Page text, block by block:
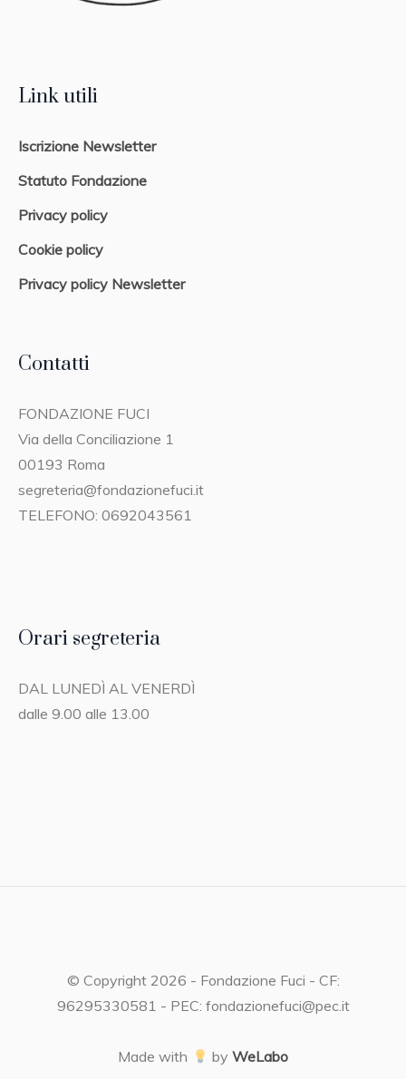
Link utili
Iscrizione Newsletter
Statuto Fondazione
Privacy policy
Cookie policy
Privacy policy Newsletter
Contatti
FONDAZIONE FUCI
Via della Conciliazione 1
00193 Roma
segreteria@fondazionefuci.it
TELEFONO: 0692043561
Orari segreteria
DAL LUNEDÌ AL VENERDÌ
dalle 9.00 alle 13.00
© Copyright 2026 - Fondazione Fuci - CF:
96295330581 - PEC: fondazionefuci@pec.it
Made with by WeLabo